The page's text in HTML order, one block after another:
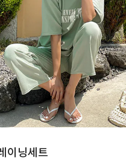
이닝세트